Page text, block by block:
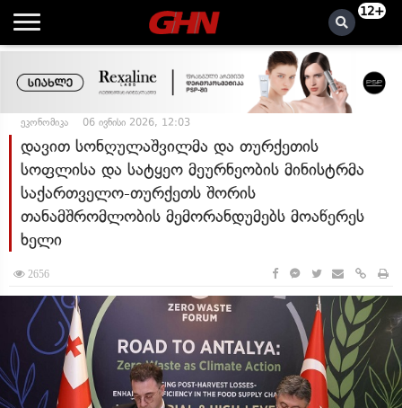
12+
ეკონომიკა 06 ივნისი 2026, 12:03
დავით სონღულაშვილმა და თურქეთის
სოფლისა და სატყეო მეურნეობის მინისტრმა
საქართველო-თურქეთს შორის
თანამშრომლობის მემორანდუმებს მოაწერეს
ხელი
2656